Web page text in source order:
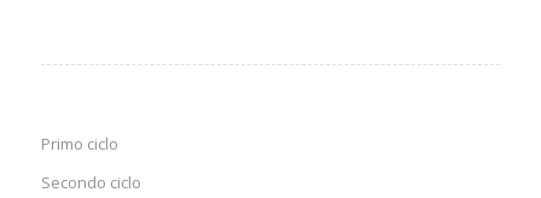
Primo ciclo
Secondo ciclo